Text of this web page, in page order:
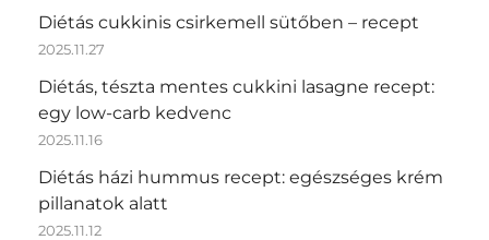
Diétás cukkinis csirkemell sütőben – recept
2025.11.27
Diétás, tészta mentes cukkini lasagne recept:
egy low-carb kedvenc
2025.11.16
Diétás házi hummus recept: egészséges krém
pillanatok alatt
2025.11.12